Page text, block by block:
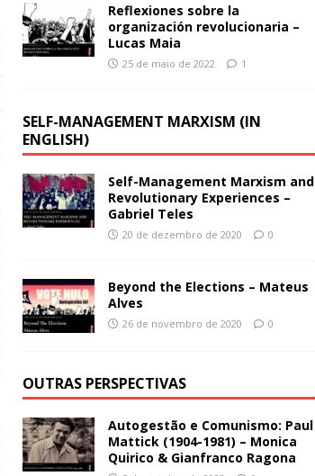
Reflexiones sobre la
organización revolucionaria –
Lucas Maia
25 de maio de 2022 1
SELF-MANAGEMENT MARXISM (IN
ENGLISH)
Self-Management Marxism and
Revolutionary Experiences –
Gabriel Teles
20 de dezembro de 2020 0
Beyond the Elections – Mateus
Alves
26 de novembro de 2020 0
OUTRAS PERSPECTIVAS
Autogestão e Comunismo: Paul
Mattick (1904-1981) – Monica
Quirico & Gianfranco Ragona